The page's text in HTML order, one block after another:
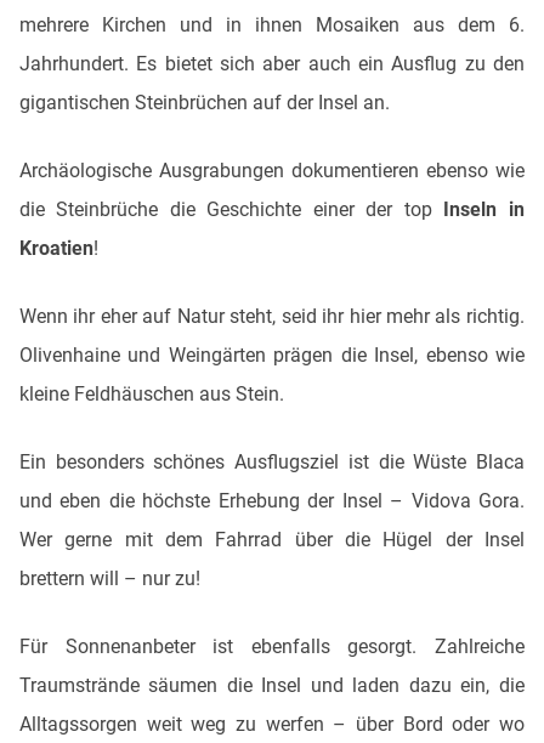
mehrere Kirchen und in ihnen Mosaiken aus dem 6.
Jahrhundert. Es bietet sich aber auch ein Ausflug zu den
gigantischen Steinbrüchen auf der Insel an.
Archäologische Ausgrabungen dokumentieren ebenso wie
die Steinbrüche die Geschichte einer der topInseln in
Kroatien!
Wenn ihr eher auf Natur steht, seid ihr hier mehr als richtig.
Olivenhaine und Weingärten prägen die Insel, ebenso wie
kleine Feldhäuschen aus Stein.
Ein besonders schönes Ausflugsziel ist die Wüste Blaca
und eben die höchste Erhebung der Insel – Vidova Gora.
Wer gerne mit dem Fahrrad über die Hügel der Insel
brettern will – nur zu!
Für Sonnenanbeter ist ebenfalls gesorgt. Zahlreiche
Traumstrände säumen die Insel und laden dazu ein, die
Alltagssorgen weit weg zu werfen – über Bord oder wo